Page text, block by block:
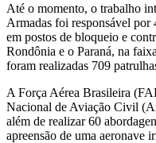
Até o momento, o trabalho
Armadas foi responsável por
em postos de bloqueio e
Rondônia e o Paraná, na
foram realizadas 709
A Força Aérea Brasileira
Nacional de Aviação Civil
além de realizar 60
apreensão de uma aeronave